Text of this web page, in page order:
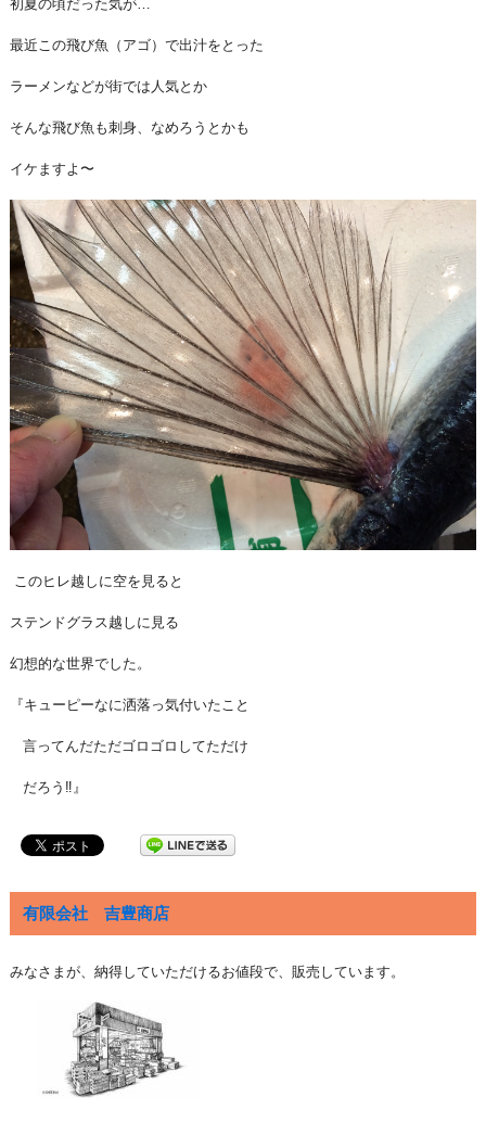
初夏の頃だった気が…
最近この飛び魚（アゴ）で出汁をとった
ラーメンなどが街では人気とか
そんな飛び魚も刺身、なめろうとかも
イケますよ〜
このヒレ越しに空を見ると
ステンドグラス越しに見る
幻想的な世界でした。
『キューピーなに洒落っ気付いたこと
言ってんだただゴロゴロしてただけ
だろう‼︎』
有限会社 吉豊商店
みなさまが、納得していただけるお値段で、販売しています。